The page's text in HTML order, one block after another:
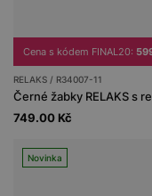
Cena s kódem FINAL20:
RELAKS / R34007-11
749.00 Kč
Novinka